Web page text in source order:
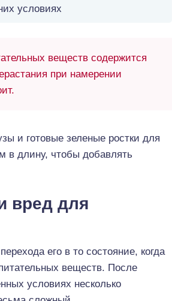
условиях
веществ содержится
при намерении
и готовые зеленые ростки для
в длину, чтобы добавлять
вред для
его в то состояние, когда
веществ. После
условиях несколько